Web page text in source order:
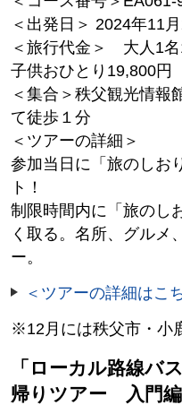
＜出発日＞ 2024年11月
＜旅行代金＞ 大人
子供おひとり19,800円
＜集合＞秩父観光情
て徒歩１分
＜ツアーの詳細＞
参加当日に「旅のしお
ト！
制限時間内に「旅のし
く取る。名所、グルメ
ー。
＜ツアーの詳細はこ
※12月には秩父市・小
「ローカル路線バ
帰りツアー 入門編